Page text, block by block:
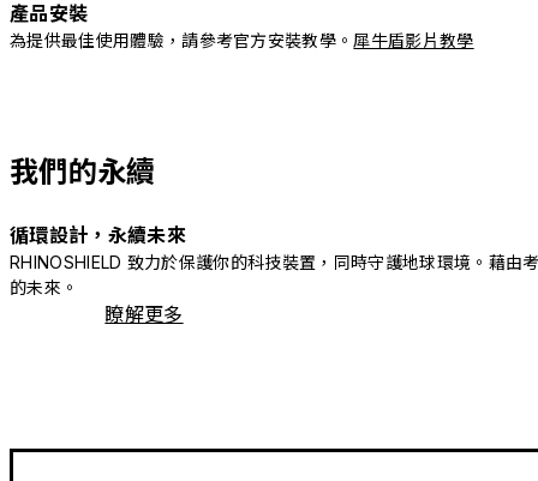
產品安裝
為提供最佳使用體驗，請參考官方安裝教學。 犀牛盾影片教學
我們的永續
循環設計，永續未來
RHINOSHIELD 致力於保護你的科技裝置，同時守護地球環境。藉
的未來。
瞭解更多